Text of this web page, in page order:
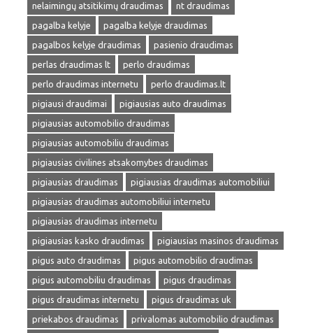
nelaimingų atsitikimų draudimas
nt draudimas
pagalba kelyje
pagalba kelyje draudimas
pagalbos kelyje draudimas
pasienio draudimas
perlas draudimas lt
perlo draudimas
perlo draudimas internetu
perlo draudimas.lt
pigiausi draudimai
pigiausias auto draudimas
pigiausias automobilio draudimas
pigiausias automobiliu draudimas
pigiausias civilines atsakomybes draudimas
pigiausias draudimas
pigiausias draudimas automobiliui
pigiausias draudimas automobiliui internetu
pigiausias draudimas internetu
pigiausias kasko draudimas
pigiausias masinos draudimas
pigus auto draudimas
pigus automobilio draudimas
pigus automobiliu draudimas
pigus draudimas
pigus draudimas internetu
pigus draudimas uk
priekabos draudimas
privalomas automobilio draudimas